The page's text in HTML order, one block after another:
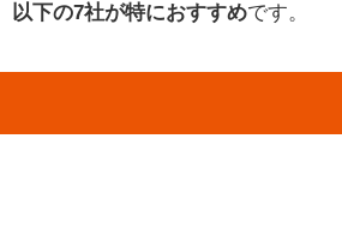
以下の7社が特におすすめです。